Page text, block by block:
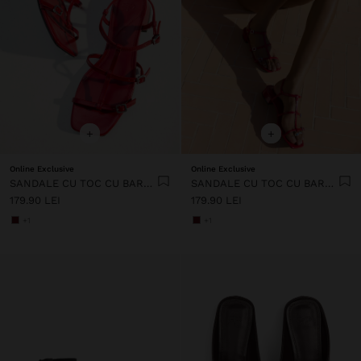
+
Online Exclusive
SANDALE CU TOC CU BARETE ȘI CATARAME
179.90 LEI
+
Online Exclusive
SANDALE CU TOC CU BARETE ȘI CATARAME
179.90 LEI